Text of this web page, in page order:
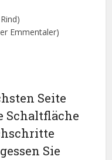
Emmentaler)
Seite
Schaltfläche
Sie